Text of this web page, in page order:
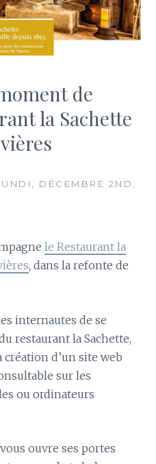
de
la Sachette
DÉCEMBRE 2ND,
le Restaurant la
, dans la refonte de
internautes de se
restaurant la Sachette,
d’un site web
sur les
ou ordinateurs
ouvre ses portes